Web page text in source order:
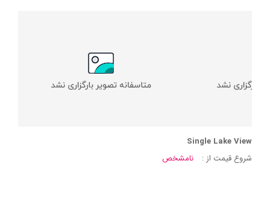
Single Lake View
شروع قیمت از :
نامشخص